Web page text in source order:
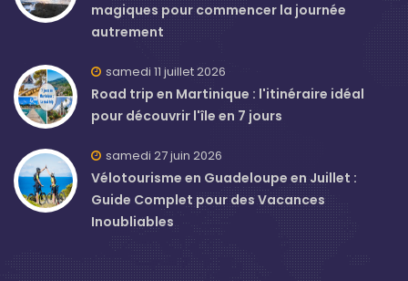
magiques pour commencer la journée
autrement
samedi 11 juillet 2026
Road trip en Martinique : l'itinéraire idéal
pour découvrir l'île en 7 jours
samedi 27 juin 2026
Vélotourisme en Guadeloupe en Juillet :
Guide Complet pour des Vacances
Inoubliables